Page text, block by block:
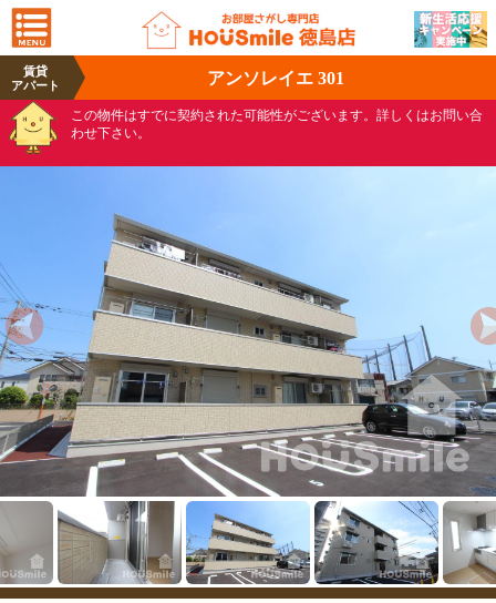
賃貸
アパート
アンソレイエ 301
この物件はすでに契約された可能性がございます。詳しくはお問い合
わせ下さい。